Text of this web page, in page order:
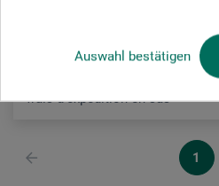
Auswahl bestätigen
frais d'expédition en sus
1